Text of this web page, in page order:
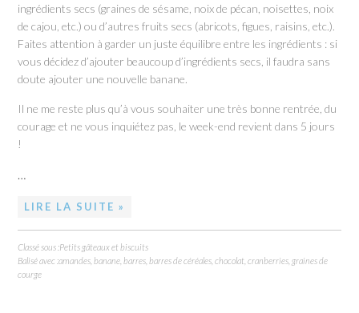
ingrédients secs (graines de sésame, noix de pécan, noisettes, noix
de cajou, etc.) ou d’autres fruits secs (abricots, figues, raisins, etc.).
Faites attention à garder un juste équilibre entre les ingrédients : si
vous décidez d’ajouter beaucoup d’ingrédients secs, il faudra sans
doute ajouter une nouvelle banane.
Il ne me reste plus qu’à vous souhaiter une très bonne rentrée, du
courage et ne vous inquiétez pas, le week-end revient dans 5 jours
!
…
LIRE LA SUITE »
Classé sous :Petits gâteaux et biscuits
Balisé avec :amandes ,banane ,barres ,barres de céréales ,chocolat ,cranberries ,graines de
courge